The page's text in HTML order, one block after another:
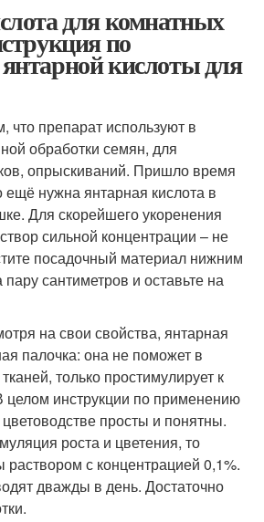
для комнатных
по
кислоты для
препарат используют в
обработки семян, для
опрыскиваний. Пришло время
ещё нужна янтарная кислота в
Для скорейшего укоренения
сильной концентрации – не
посадочный материал нижним
сантиметров и оставьте на
на свои свойства, янтарная
палочка: она не поможет в
только простимулирует к
инструкции по применению
просты и понятны.
роста и цветения, то
раствором с концентрацией 0,1%.
дважды в день. Достаточно